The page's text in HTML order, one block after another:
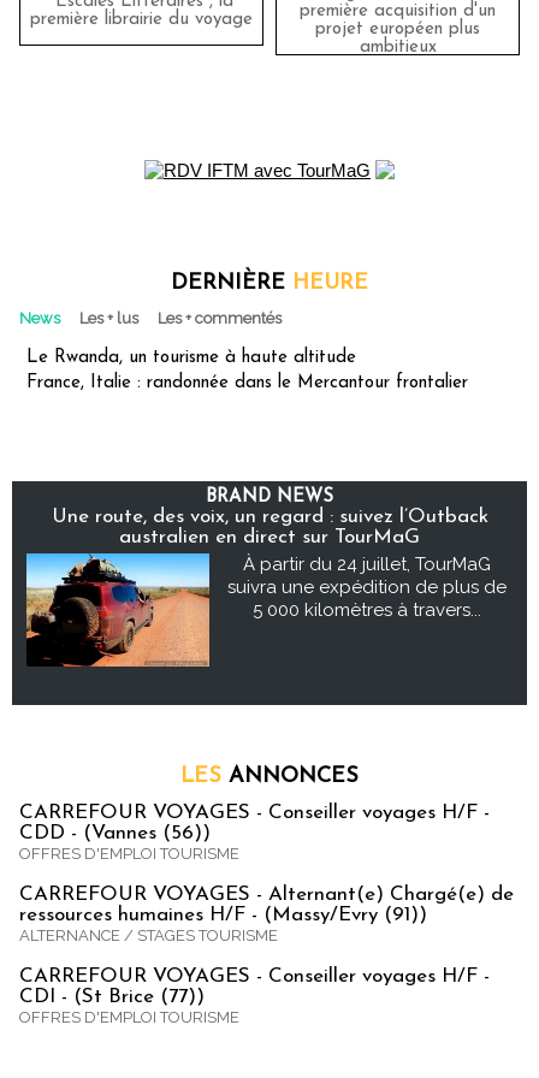
première librairie du voyage
première acquisition d'un
projet européen plus
ambitieux
DERNIÈRE HEURE
News Les + lus Les + commentés
Le Rwanda, un tourisme à haute altitude
France, Italie : randonnée dans le Mercantour frontalier
BRAND NEWS
Une route, des voix, un regard : suivez l’Outback
australien en direct sur TourMaG
À partir du 24 juillet, TourMaG
suivra une expédition de plus de
5 000 kilomètres à travers...
LES ANNONCES
CARREFOUR VOYAGES - Conseiller voyages H/F -
CDD - (Vannes (56))
OFFRES D'EMPLOI TOURISME
CARREFOUR VOYAGES - Alternant(e) Chargé(e) de
ressources humaines H/F - (Massy/Evry (91))
ALTERNANCE / STAGES TOURISME
CARREFOUR VOYAGES - Conseiller voyages H/F -
CDI - (St Brice (77))
OFFRES D'EMPLOI TOURISME